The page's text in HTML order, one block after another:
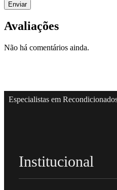
Avaliações
Não há comentários ainda.
Especialistas em
Institucional